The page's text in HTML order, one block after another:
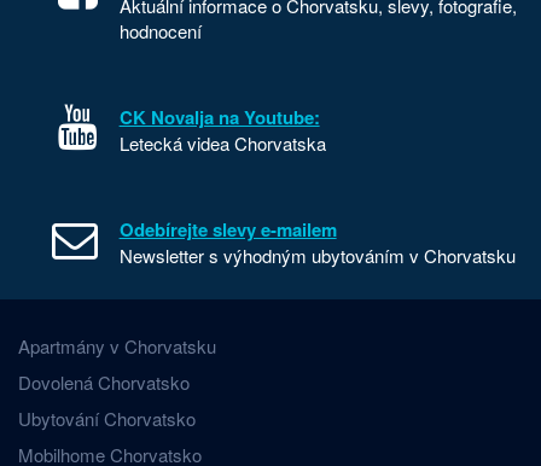
hodnocení
CK Novalja na Youtube:
Letecká videa Chorvatska
Odebírejte slevy e-mailem
Newsletter s výhodným ubytováním v Chorvatsku
Apartmány v Chorvatsku
Dovolená Chorvatsko
Ubytování Chorvatsko
Mobilhome Chorvatsko